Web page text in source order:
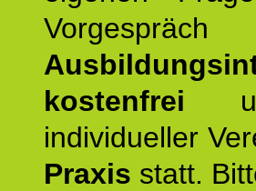
kostenfrei
individueller
Praxis statt.